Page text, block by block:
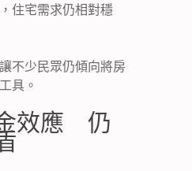
住宅需求仍相對穩
不少民眾仍傾向將房
具。
效應 仍